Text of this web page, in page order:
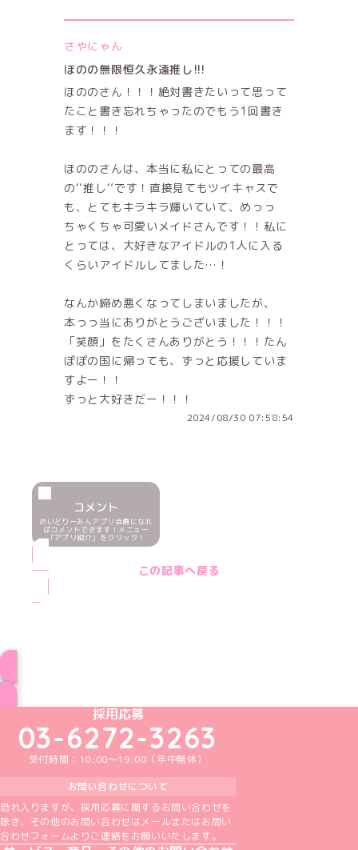
さやにゃん
ほのの無限恒久永遠推し!!!
ほののさん！！！絶対書きたいって思って
たこと書き忘れちゃったのでもう1回書き
ます！！！
ほののさんは、本当に私にとっての最高
の‘’推し‘’です！直接見てもツイキャスで
も、とてもキラキラ輝いていて、めっっ
ちゃくちゃ可愛いメイドさんです！！私に
とっては、大好きなアイドルの1人に入る
くらいアイドルしてました…！
なんか締め悪くなってしまいましたが、
本っっ当にありがとうございました！！！
「笑顔」をたくさんありがとう！！！たん
ぽぽの国に帰っても、ずっと応援していま
すよー！！
ずっと大好きだー！！！
2024/08/30 07:58:54
コメント
めいどりーみんアプリ会員になれ
ばコメントできます！メニュー
「アプリ紹介」をクリック！
この記事へ戻る
めいどりーみんTikTok公式アカウント
めいどりーみんX公式アカウント
めいどりーみんInstagram公式アカウント
めいどりーみんFacebook公式アカウン
めいどりーみんYouTube公式アカ
採用応募
03-6272-3263
受付時間：10:00～19:00（年中無休）
お問い合わせについて
恐れ入りますが、採用応募に関するお問い合わせを
除き、その他のお問い合わせはメールまたはお問い
合わせフォームよりご連絡をお願いいたします。